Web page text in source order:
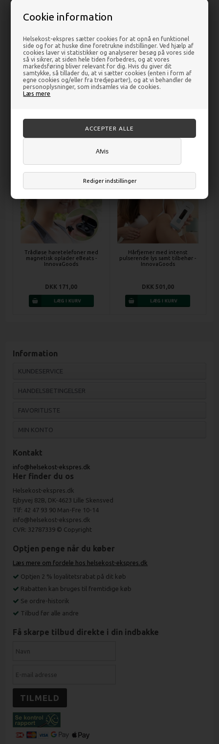
Cookie information
Helsekost-ekspres sætter cookies for at opnå en funktionel
side og for at huske dine foretrukne indstillinger. Ved hjælp af
cookies laver vi statistikker og analyserer besøg på vores side
så vi sikrer, at siden hele tiden forbedres, og at vores
markedsføring bliver relevant for dig. Hvis du giver dit
samtykke, så tillader du, at vi sætter cookies (enten i form af
egne cookies og/eller fra tredjeparter), og at vi behandler de
personoplysninger, som indsamles via de cookies.
Læs mere
Rediger indstillinger
Afvis
Spejl med 4-i-1 LED
Forstørrelsesglas -
Trådløse høretelefoner med
magnetisk oplader eBeats -
InnovaGoods
DKK 171,00
Hårfjerner med intenst
pulserende lys samt tilbehør -
InnovaGoods
DKK 501,00
Information
KUNDESERVICE
HANDELSBETINGELSER
FAVORITLISTE
MIN KONTO
Kontakt
info@helsekost-ekspres.dk
Her finder du os
Helsekost-ekspres.dk
Ejbyvej 82B, DK-4623 Lille Skensved
Tlf: 42 47 93 90 Man-Fre 10-14
info@helsekost-ekspres.dk
CVR: 32787339 © Copyright
Optjen penge når du køber
Læs mere om fordele hos helsekost-ekspres.dk
Optjen 2 % loyalitetsrabat på dit køb
Rabatten kan bruges til fremtidige køb
Se ordre-historik
Tilbud før alle andre
Få skarpe tilbud direkte i din indbakke